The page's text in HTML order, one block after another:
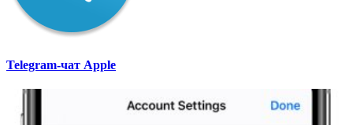
Telegram-чат Apple